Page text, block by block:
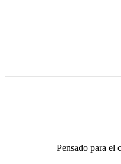
Pensado para el